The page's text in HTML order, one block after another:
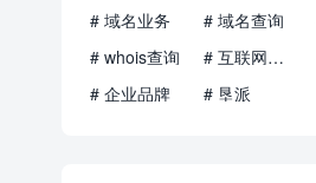
# 域名业务
# 域名查询
# whois查询
# 互联网品牌
# 企业品牌
# 垦派